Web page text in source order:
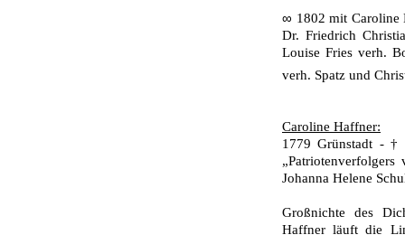
∞ 1802 mit Caroline
Dr. Friedrich
Louise Fries verh.
verh. Spatz und
Caroline Haffner:
1779 Grünstadt - †
Johanna Helene
Großnichte des
Haffner läuft die